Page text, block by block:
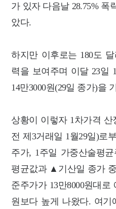
가 있자 다음날 28.75% 폭
았다.
하지만 이후로는 180도
력을 보여주며 이달 23일
14만3000원(29일 종가)을
상황이 이렇자 1차가격
전 제3거래일 1월29일)로
주가, 1주일 가중산술평
평균값과 ▲기산일 종가
준주가가 13만8000원대로
원보다 높게 나왔다. 여기